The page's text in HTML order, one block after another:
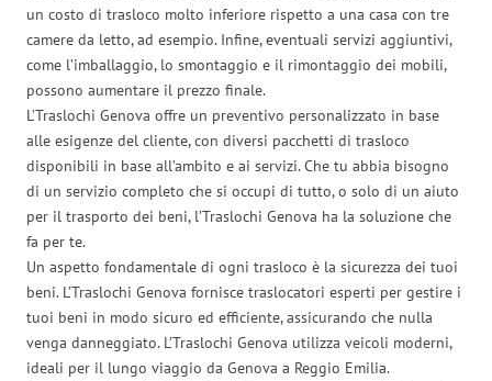
un costo di trasloco molto inferiore rispetto a una casa con tre
camere da letto, ad esempio. Infine, eventuali servizi aggiuntivi,
come l’imballaggio, lo smontaggio e il rimontaggio dei mobili,
possono aumentare il prezzo finale.
L’Traslochi Genova offre un preventivo personalizzato in base
alle esigenze del cliente, con diversi pacchetti di trasloco
disponibili in base all’ambito e ai servizi. Che tu abbia bisogno
di un servizio completo che si occupi di tutto, o solo di un aiuto
per il trasporto dei beni, l’Traslochi Genova ha la soluzione che
fa per te.
Un aspetto fondamentale di ogni trasloco è la sicurezza dei tuoi
beni. L’Traslochi Genova fornisce traslocatori esperti per gestire i
tuoi beni in modo sicuro ed efficiente, assicurando che nulla
venga danneggiato. L’Traslochi Genova utilizza veicoli moderni,
ideali per il lungo viaggio da Genova a Reggio Emilia.